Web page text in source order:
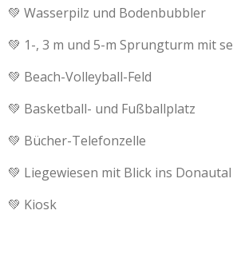
💚 Wasserpilz und Bodenbubbler
💚 1-, 3 m und 5-m Sprungturm mit
💚 Beach-Volleyball-Feld
💚 Basketball- und Fußballplatz
💚 Bücher-Telefonzelle
💚 Liegewiesen mit Blick ins Donautal
💚 Kiosk